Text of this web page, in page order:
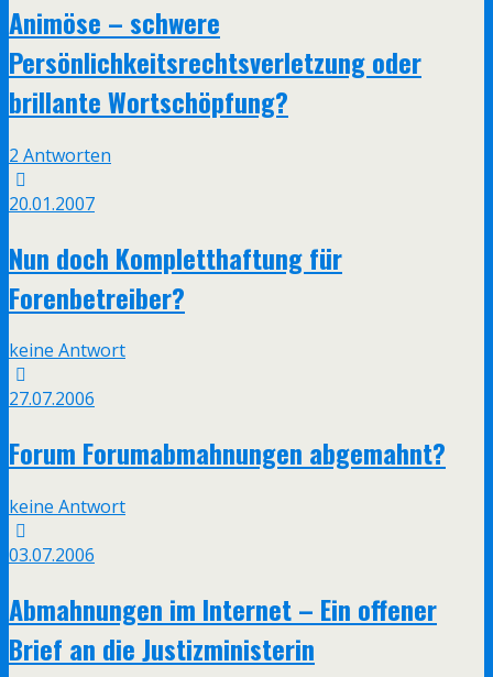
Animöse – schwere
Persönlichkeitsrechtsverletzung oder
brillante Wortschöpfung?
2 Antworten
20.01.2007
Nun doch Kompletthaftung für
Forenbetreiber?
keine Antwort
27.07.2006
Forum Forumabmahnungen abgemahnt?
keine Antwort
03.07.2006
Abmahnungen im Internet – Ein offener
Brief an die Justizministerin